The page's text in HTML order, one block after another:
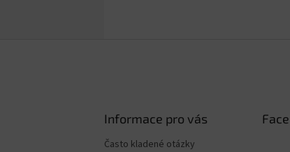
Informace pro vás
Často kladené otázky